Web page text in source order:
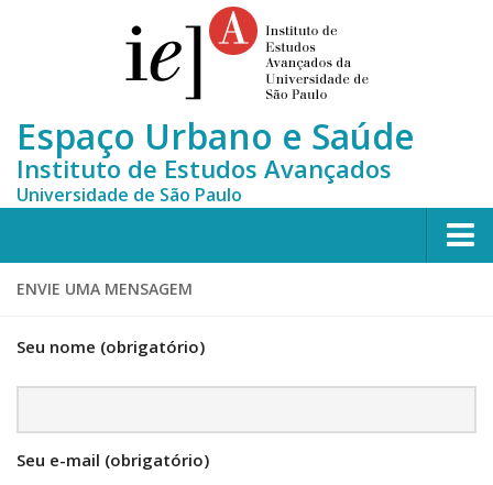
Espaço Urbano e Saúde
Instituto de Estudos Avançados
Universidade de São Paulo
Home
ENVIE UMA MENSAGEM
Seu nome (obrigatório)
Seu e-mail (obrigatório)